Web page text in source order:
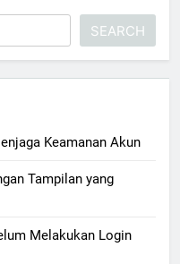
SEARCH
Keamanan Akun
Tampilan yang
Melakukan Login